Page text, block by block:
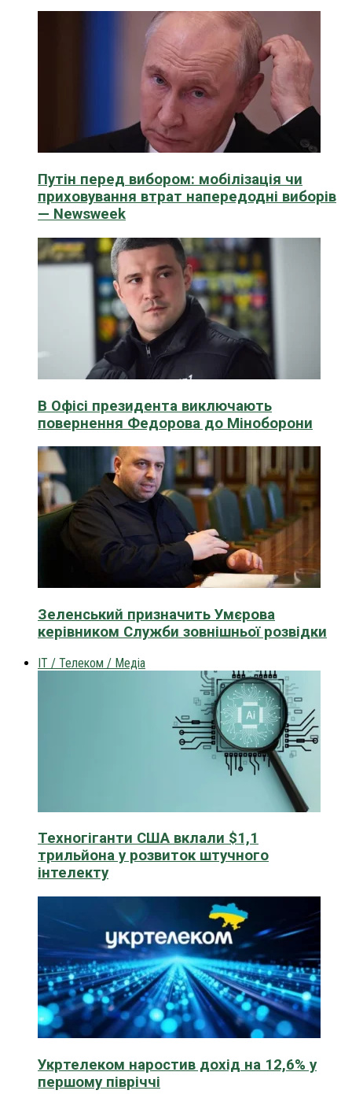
Путін перед вибором: мобілізація чи
приховування втрат напередодні виборів
— Newsweek
В Офісі президента виключають
повернення Федорова до Міноборони
Зеленський призначить Умєрова
керівником Служби зовнішньої розвідки
IT / Телеком / Медіа
Техногіганти США вклали $1,1
трильйона у розвиток штучного
інтелекту
Укртелеком наростив дохід на 12,6% у
першому півріччі